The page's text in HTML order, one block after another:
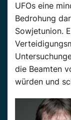
UFOs eine
Bedrohung
Sowjetunion.
die Beamten
würden und